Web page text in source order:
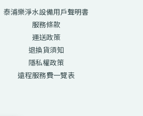
泰浦樂淨水設備用戶聲明書
服務條款
運送政策
退換貨須知
隱私權政策
遠程服務費一覽表